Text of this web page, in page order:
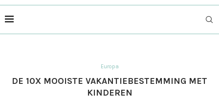
Europa
DE 10X MOOISTE VAKANTIEBESTEMMING MET
KINDEREN